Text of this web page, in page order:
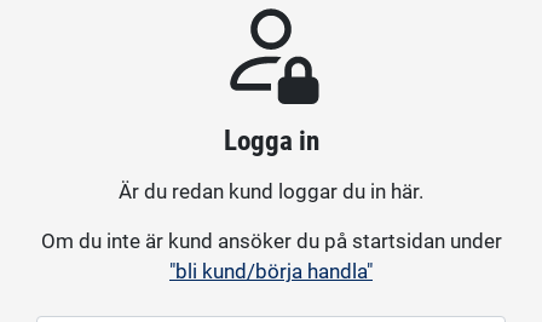
Logga in
Är du redan kund loggar du in här.
Om du inte är kund ansöker du på startsidan under
"bli kund/börja handla"